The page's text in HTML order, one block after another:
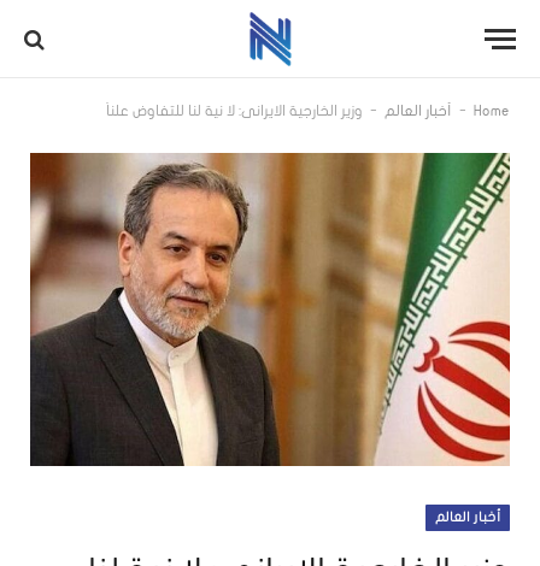
Home
- أخبار العالم - وزير الخارجية الايراني: لا نية لنا للتفاوض علناً
أخبار العالم